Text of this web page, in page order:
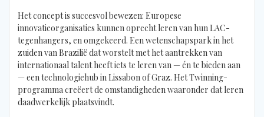
Het concept is succesvol bewezen: Europese
innovatieorganisaties kunnen oprecht leren van hun LAC-
tegenhangers, en omgekeerd. Een wetenschapspark in het
zuiden van Brazilië dat worstelt met het aantrekken van
internationaal talent heeft iets te leren van — én te bieden aan
— een technologiehub in Lissabon of Graz. Het Twinning-
programma creëert de omstandigheden waaronder dat leren
daadwerkelijk plaatsvindt.